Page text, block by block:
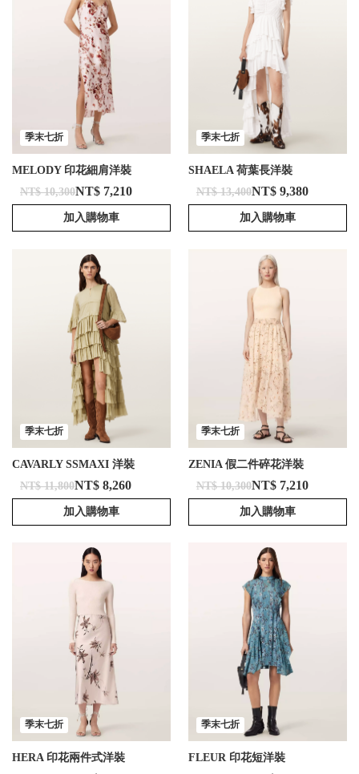
季末七折
MELODY 印花細肩洋裝
NT$ 10,300NT$ 7,210
加入購物車
季末七折
SHAELA 荷葉長洋裝
NT$ 13,400NT$ 9,380
加入購物車
季末七折
CAVARLY SSMAXI 洋裝
NT$ 11,800NT$ 8,260
加入購物車
季末七折
ZENIA 假二件碎花洋裝
NT$ 10,300NT$ 7,210
加入購物車
季末七折
HERA 印花兩件式洋裝
季末七折
FLEUR 印花短洋裝